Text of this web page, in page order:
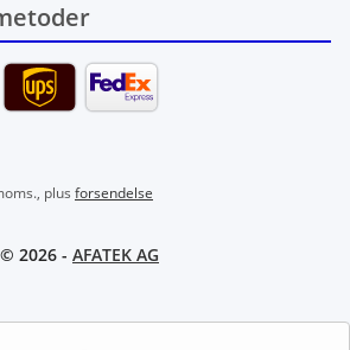
plus forsendelse
© 2026 - AFATEK AG